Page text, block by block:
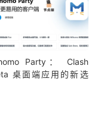
Party： Clash
桌面端应用的新选